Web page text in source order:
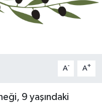
A- A+
9 yaşındaki